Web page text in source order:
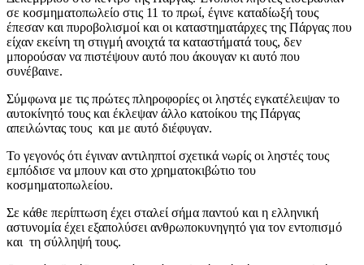
σε κοσμηματοπωλείο στις 11 το πρωί, έγινε καταδίωξή τους
έπεσαν και πυροβολισμοί και οι καταστηματάρχες της Πάργας που
είχαν εκείνη τη στιγμή ανοιχτά τα καταστήματά τους, δεν
μπορούσαν να πιστέψουν αυτό που άκουγαν κι αυτό που
συνέβαινε.
Σύμφωνα με τις πρώτες πληροφορίες οι ληστές εγκατέλειψαν το
αυτοκίνητό τους και έκλεψαν άλλο κατοίκου της Πάργας
απειλώντας τους και με αυτό διέφυγαν.
Το γεγονός ότι έγιναν αντιληπτοί σχετικά νωρίς οι ληστές τους
εμπόδισε να μπουν και στο χρηματοκιβώτιο του
κοσμηματοπωλείου.
Σε κάθε περίπτωση έχει σταλεί σήμα παντού και η ελληνική
αστυνομία έχει εξαπολύσει ανθρωποκυνηγητό για τον εντοπισμό
και τη σύλληψή τους.